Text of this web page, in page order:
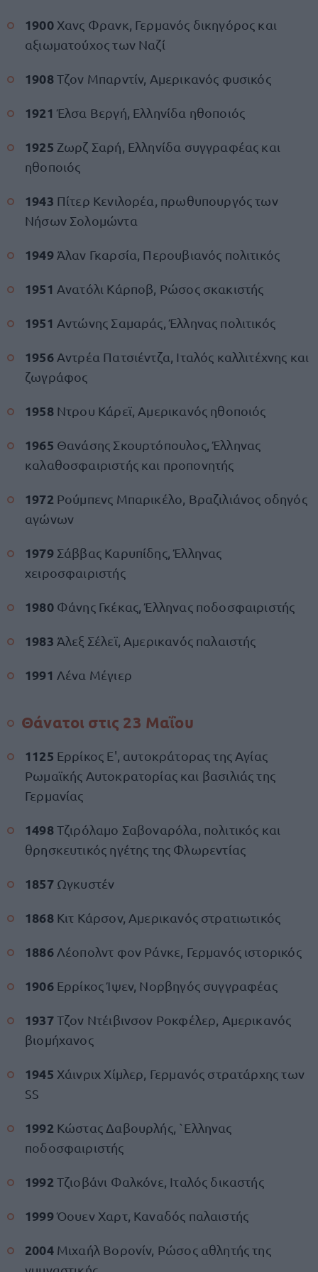
1900 Χανς Φρανκ, Γερμανός δικηγόρος και
αξιωματούχος των Ναζί
1908Τζον Μπαρντίν, Αμερικανός φυσικός
1921 Έλσα Βεργή, Ελληνίδα ηθοποιός
1925 Ζωρζ Σαρή, Ελληνίδα συγγραφέας και
ηθοποιός
1943 Πίτερ Κενιλορέα, πρωθυπουργός των
Νήσων Σολομώντα
1949 Άλαν Γκαρσία, Περουβιανός πολιτικός
1951 Ανατόλι Κάρποβ, Ρώσος σκακιστής
1951 Αντώνης Σαμαράς, Έλληνας πολιτικός
1956 Αντρέα Πατσιέντζα, Ιταλός καλλιτέχνης και
ζωγράφος
1958 Ντρου Κάρεϊ, Αμερικανός ηθοποιός
1965 Θανάσης Σκουρτόπουλος, Έλληνας
καλαθοσφαιριστής και προπονητής
1972 Ρούμπενς Μπαρικέλο, Βραζιλιάνος οδηγός
αγώνων
1979 Σάββας Καρυπίδης, Έλληνας
χειροσφαιριστής
1980 Φάνης Γκέκας, Έλληνας ποδοσφαιριστής
1983 Άλεξ Σέλεϊ, Αμερικανός παλαιστής
1991 Λένα Μέγιερ
Θάνατοι στις 23 Μαΐου
1125 Ερρίκος Ε', αυτοκράτορας της Αγίας
Ρωμαϊκής Αυτοκρατορίας και βασιλιάς της
Γερμανίας
1498Τζιρόλαμο Σαβοναρόλα, πολιτικός και
θρησκευτικός ηγέτης της Φλωρεντίας
1857 Ωγκυστέν
1868 Κιτ Κάρσον, Αμερικανός στρατιωτικός
1886 Λέοπολντ φον Ράνκε, Γερμανός ιστορικός
1906 Ερρίκος Ίψεν, Νορβηγός συγγραφέας
1937Τζον Ντέιβινσον Ροκφέλερ, Αμερικανός
βιομήχανος
1945 Χάινριχ Χίμλερ, Γερμανός στρατάρχης των
SS
1992 Κώστας Δαβουρλής, `Ελληνας
ποδοσφαιριστής
1992 Τζιοβάνι Φαλκόνε, Ιταλός δικαστής
1999Όουεν Χαρτ, Καναδός παλαιστής
2004 Μιχαήλ Βορονίν, Ρώσος αθλητής της